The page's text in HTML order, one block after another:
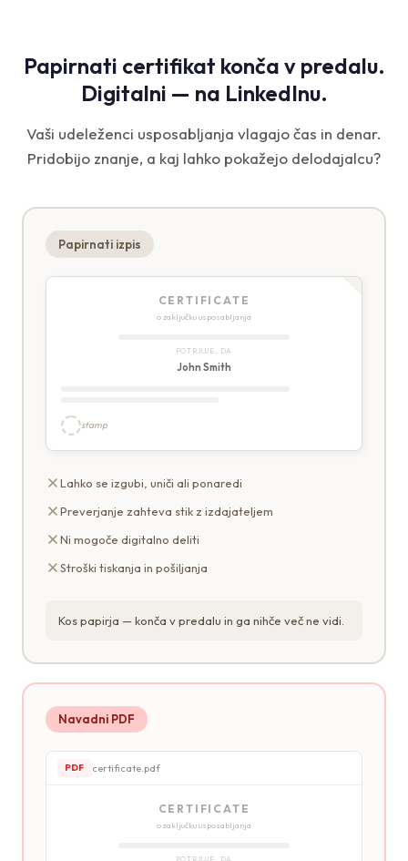
Papirnati certifikat konča v predalu.
Digitalni — na LinkedInu.
Vaši udeleženci usposabljanja vlagajo čas in denar.
Pridobijo znanje, a kaj lahko pokažejo delodajalcu?
Papirnati izpis
CERTIFICATE
o zaključku usposabljanja
POTRJUJE, DA
John Smith
stamp
Lahko se izgubi, uniči ali ponaredi
Preverjanje zahteva stik z izdajateljem
Ni mogoče digitalno deliti
Stroški tiskanja in pošiljanja
Kos papirja — konča v predalu in ga nihče več ne vidi.
Navadni PDF
PDF certificate.pdf
CERTIFICATE
o zaključku usposabljanja